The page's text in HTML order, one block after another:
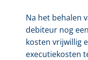
Na het behalen
debiteur nog
kosten vrijwillig
executiekosten